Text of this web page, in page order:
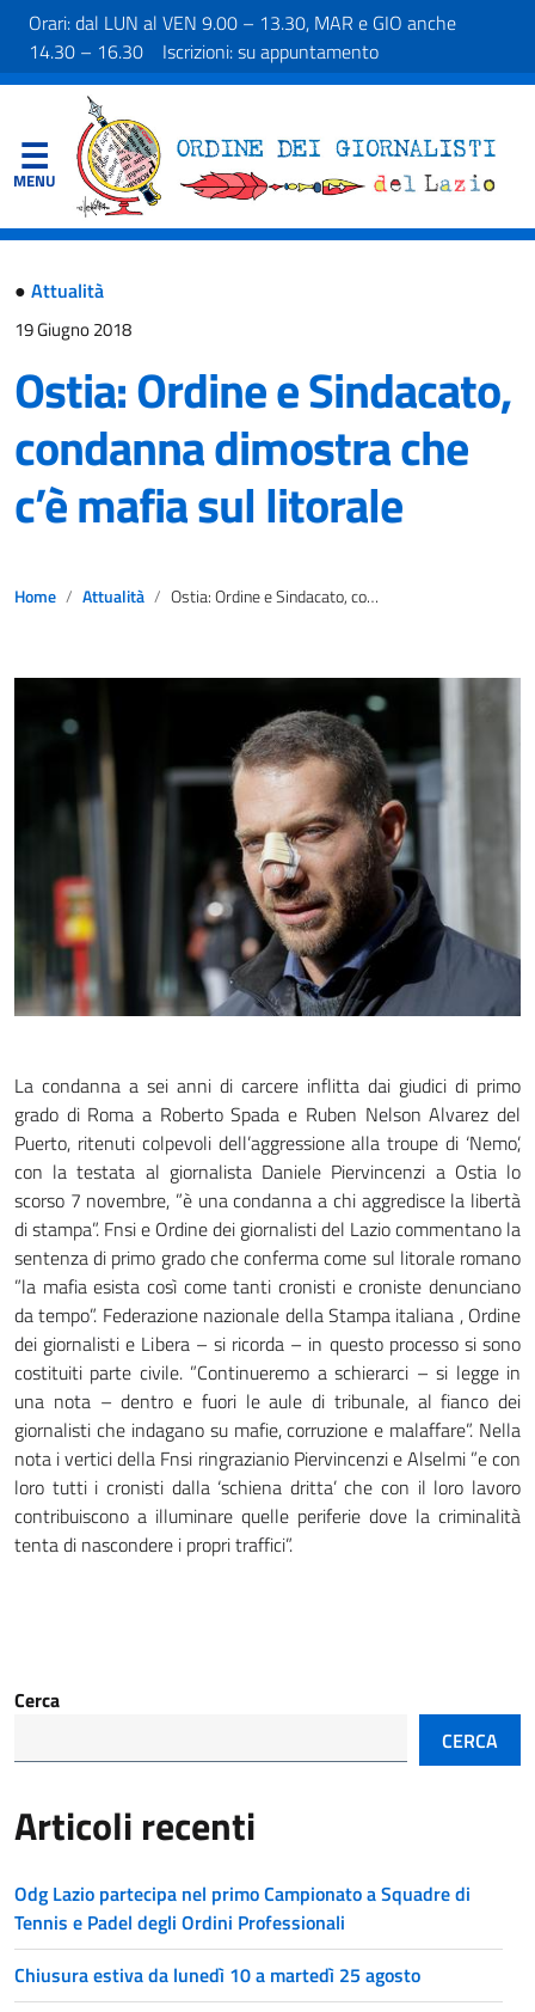
Orari: dal LUN al VEN 9.00 – 13.30, MAR e GIO anche
14.30 – 16.30 Iscrizioni: su appuntamento
● Attualità
19 Giugno 2018
Ostia: Ordine e Sindacato,
condanna dimostra che
c’è mafia sul litorale
Home Attualità Ostia: Ordine e Sindacato, condanna dimostra che c’è mafia sul litorale
La condanna a sei anni di carcere inflitta dai giudici di primo
grado di Roma a Roberto Spada e Ruben Nelson Alvarez del
Puerto, ritenuti colpevoli dell’aggressione alla troupe di ‘Nemo’,
con la testata al giornalista Daniele Piervincenzi a Ostia lo
scorso 7 novembre, ”è una condanna a chi aggredisce la libertà
di stampa”. Fnsi e Ordine dei giornalisti del Lazio commentano la
sentenza di primo grado che conferma come sul litorale romano
”la mafia esista così come tanti cronisti e croniste denunciano
da tempo”. Federazione nazionale della Stampa italiana , Ordine
dei giornalisti e Libera – si ricorda – in questo processo si sono
costituiti parte civile. ”Continueremo a schierarci – si legge in
una nota – dentro e fuori le aule di tribunale, al fianco dei
giornalisti che indagano su mafie, corruzione e malaffare”. Nella
nota i vertici della Fnsi ringrazianio Piervincenzi e Alselmi ”e con
loro tutti i cronisti dalla ‘schiena dritta’ che con il loro lavoro
contribuiscono a illuminare quelle periferie dove la criminalità
tenta di nascondere i propri traffici”.
Cerca
CERCA
Articoli recenti
Odg Lazio partecipa nel primo Campionato a Squadre di
Tennis e Padel degli Ordini Professionali
Chiusura estiva da lunedì 10 a martedì 25 agosto